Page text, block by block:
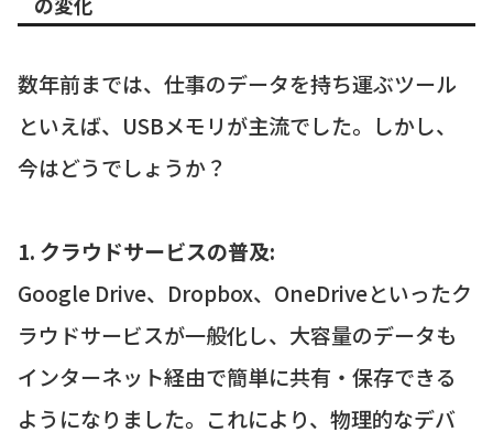
数年前までは、仕事のデータを持ち運ぶツール
といえば、USBメモリが主流でした。しかし、
今はどうでしょうか？
1. クラウドサービスの普及:
Google Drive、Dropbox、OneDriveといったク
ラウドサービスが一般化し、大容量のデータも
インターネット経由で簡単に共有・保存できる
ようになりました。これにより、物理的なデバ